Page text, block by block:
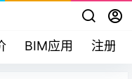
BIM应用 注册考